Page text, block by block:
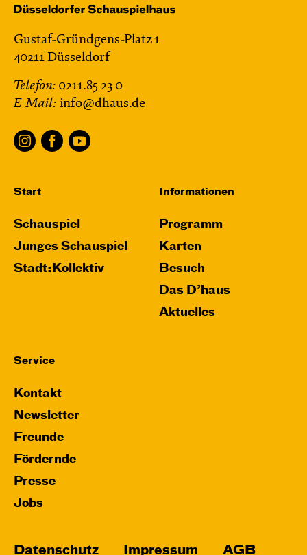
Gustaf-Gründgens-Platz 1
40211 Düsseldorf
Telefon: 0211.85 23 0
E-Mail: info@dhaus.de
Start
Schauspiel
Junges Schauspiel
Stadt:Kollektiv
Informationen
Programm
Karten
Besuch
Das D’haus
Aktuelles
Service
Kontakt
Newsletter
Freunde
Fördernde
Presse
Jobs
Datenschutz Impressum AGB